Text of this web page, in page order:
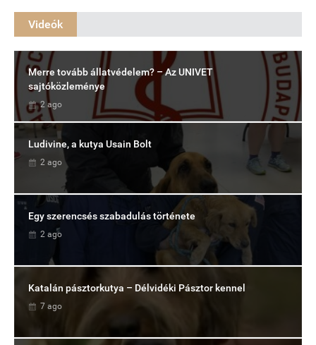
Videók
Merre tovább állatvédelem? – Az UNIVET
sajtóközleménye
2 ago
Ludivine, a kutya Usain Bolt
2 ago
Egy szerencsés szabadulás története
2 ago
Katalán pásztorkutya – Délvidéki Pásztor kennel
7 ago